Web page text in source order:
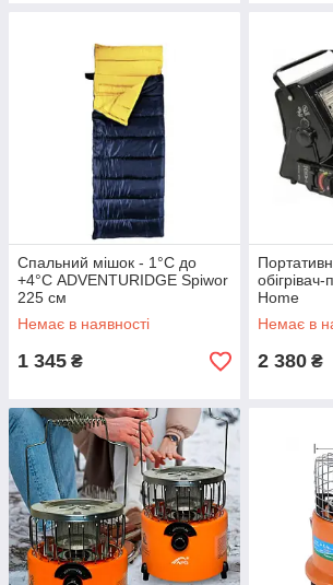
Спальний мішок - 1°С до
+4°С ADVENTURIDGE Spiwor
225 см
Немає в наявності
1 345 ₴
Hоme
Немає в
2 380 ₴